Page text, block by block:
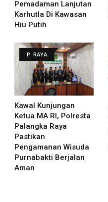
Pemadaman Lanjutan
Karhutla Di Kawasan
Hiu Putih
P. RAYA
Kawal Kunjungan
Ketua MA RI, Polresta
Palangka Raya
Pastikan
Pengamanan Wisuda
Purnabakti Berjalan
Aman